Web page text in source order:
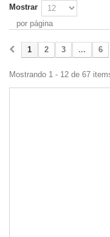
Mostrar
por página
1 2 3 ... 6
Mostrando 1 - 12 de 67